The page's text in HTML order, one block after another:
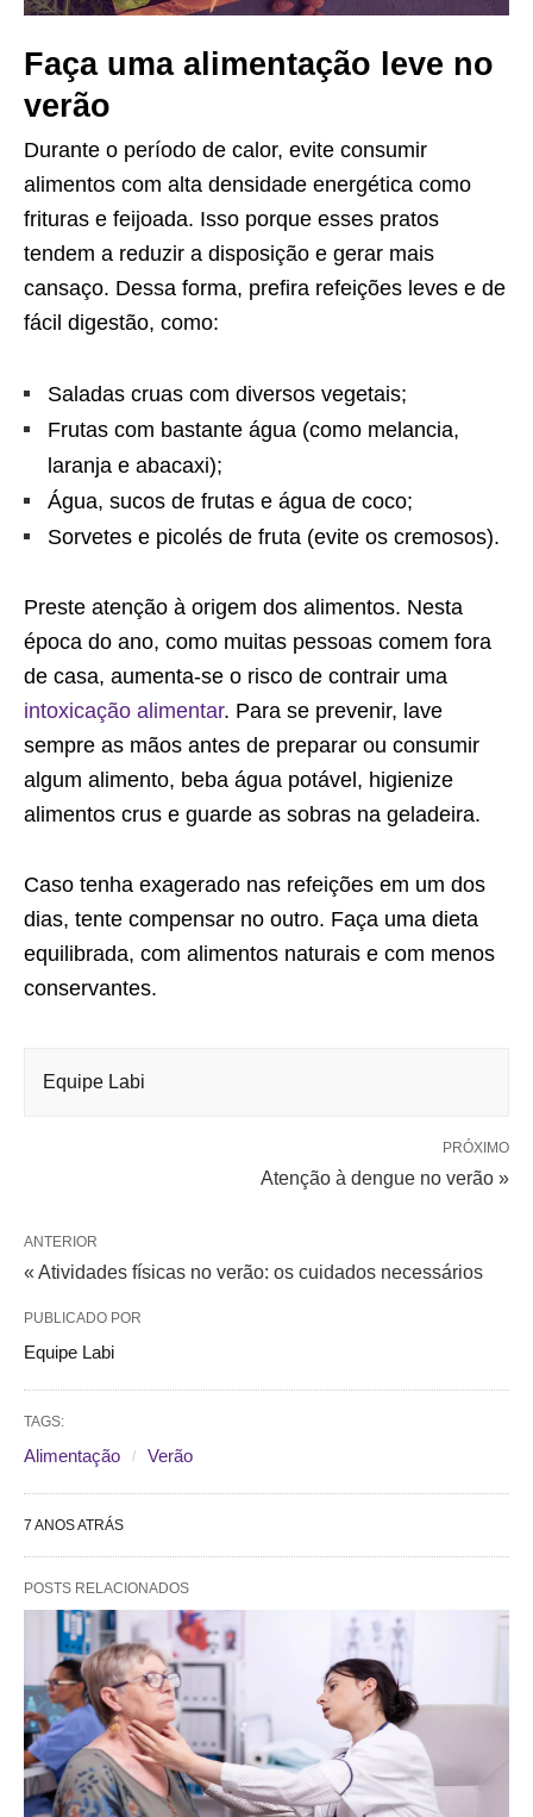
Faça uma alimentação leve no
verão
Durante o período de calor, evite consumir
alimentos com alta densidade energética como
frituras e feijoada. Isso porque esses pratos
tendem a reduzir a disposição e gerar mais
cansaço. Dessa forma, prefira refeições leves e de
fácil digestão, como:
Saladas cruas com diversos vegetais;
Frutas com bastante água (como melancia,
laranja e abacaxi);
Água, sucos de frutas e água de coco;
Sorvetes e picolés de fruta (evite os cremosos).
Preste atenção à origem dos alimentos. Nesta
época do ano, como muitas pessoas comem fora
de casa, aumenta-se o risco de contrair uma
intoxicação alimentar. Para se prevenir, lave
sempre as mãos antes de preparar ou consumir
algum alimento, beba água potável, higienize
alimentos crus e guarde as sobras na geladeira.
Caso tenha exagerado nas refeições em um dos
dias, tente compensar no outro. Faça uma dieta
equilibrada, com alimentos naturais e com menos
conservantes.
Equipe Labi
PRÓXIMO
Atenção à dengue no verão »
ANTERIOR
« Atividades físicas no verão: os cuidados necessários
PUBLICADO POR
Equipe Labi
TAGS:
Alimentação Verão
7 ANOS ATRÁS
POSTS RELACIONADOS